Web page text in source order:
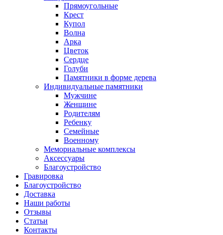
Прямоугольные
Крест
Купол
Волна
Арка
Цветок
Сердце
Голуби
Памятники в форме дерева
Индивидуальные памятники
Мужчине
Женщине
Родителям
Ребенку
Семейные
Военному
Мемориальные комплексы
Аксессуары
Благоустройство
Гравировка
Благоустройство
Доставка
Наши работы
Отзывы
Статьи
Контакты